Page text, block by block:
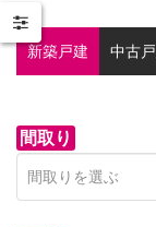
新築戸建 中古
間取り